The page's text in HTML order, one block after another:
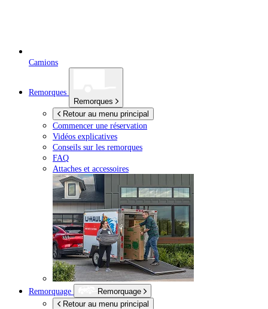
Camions
Remorques
Remorques
Retour au menu principal
Commencer une réservation
Vidéos explicatives
Conseils sur les remorques
FAQ
Attaches et accessoires
Remorquage
Remorquage
Retour au menu principal